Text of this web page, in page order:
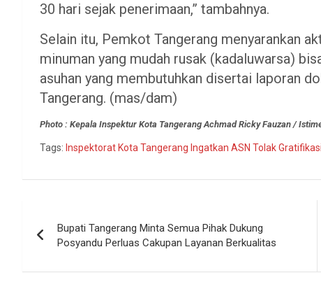
30 hari sejak penerimaan,” tambahnya.
Selain itu, Pemkot Tangerang menyarankan
minuman yang mudah rusak (kadaluwarsa)
asuhan yang membutuhkan disertai laporan
Tangerang. (mas/dam)
Photo : Kepala Inspektur Kota Tangerang Achmad Ricky Fauzan /
Tags: Inspektorat Kota Tangerang Ingatkan ASN Tolak Gratifikasi
pos
Bupati Tangerang Minta Semua Pihak Dukung
Posyandu Perluas Cakupan Layanan Berkualitas